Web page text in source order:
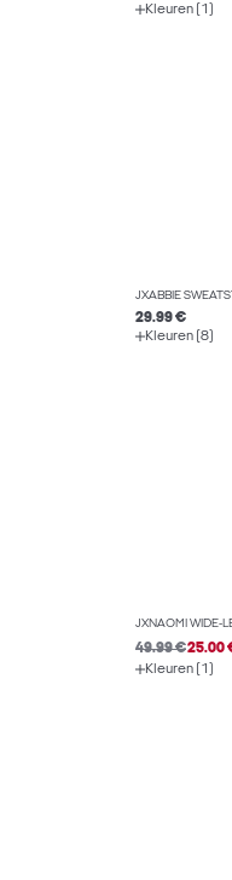
Kleuren (1)
JXABBIE
29.99 €
Kleuren (8)
JXNAOMI WIDE-
49.99 €25.00
Kleuren (1)